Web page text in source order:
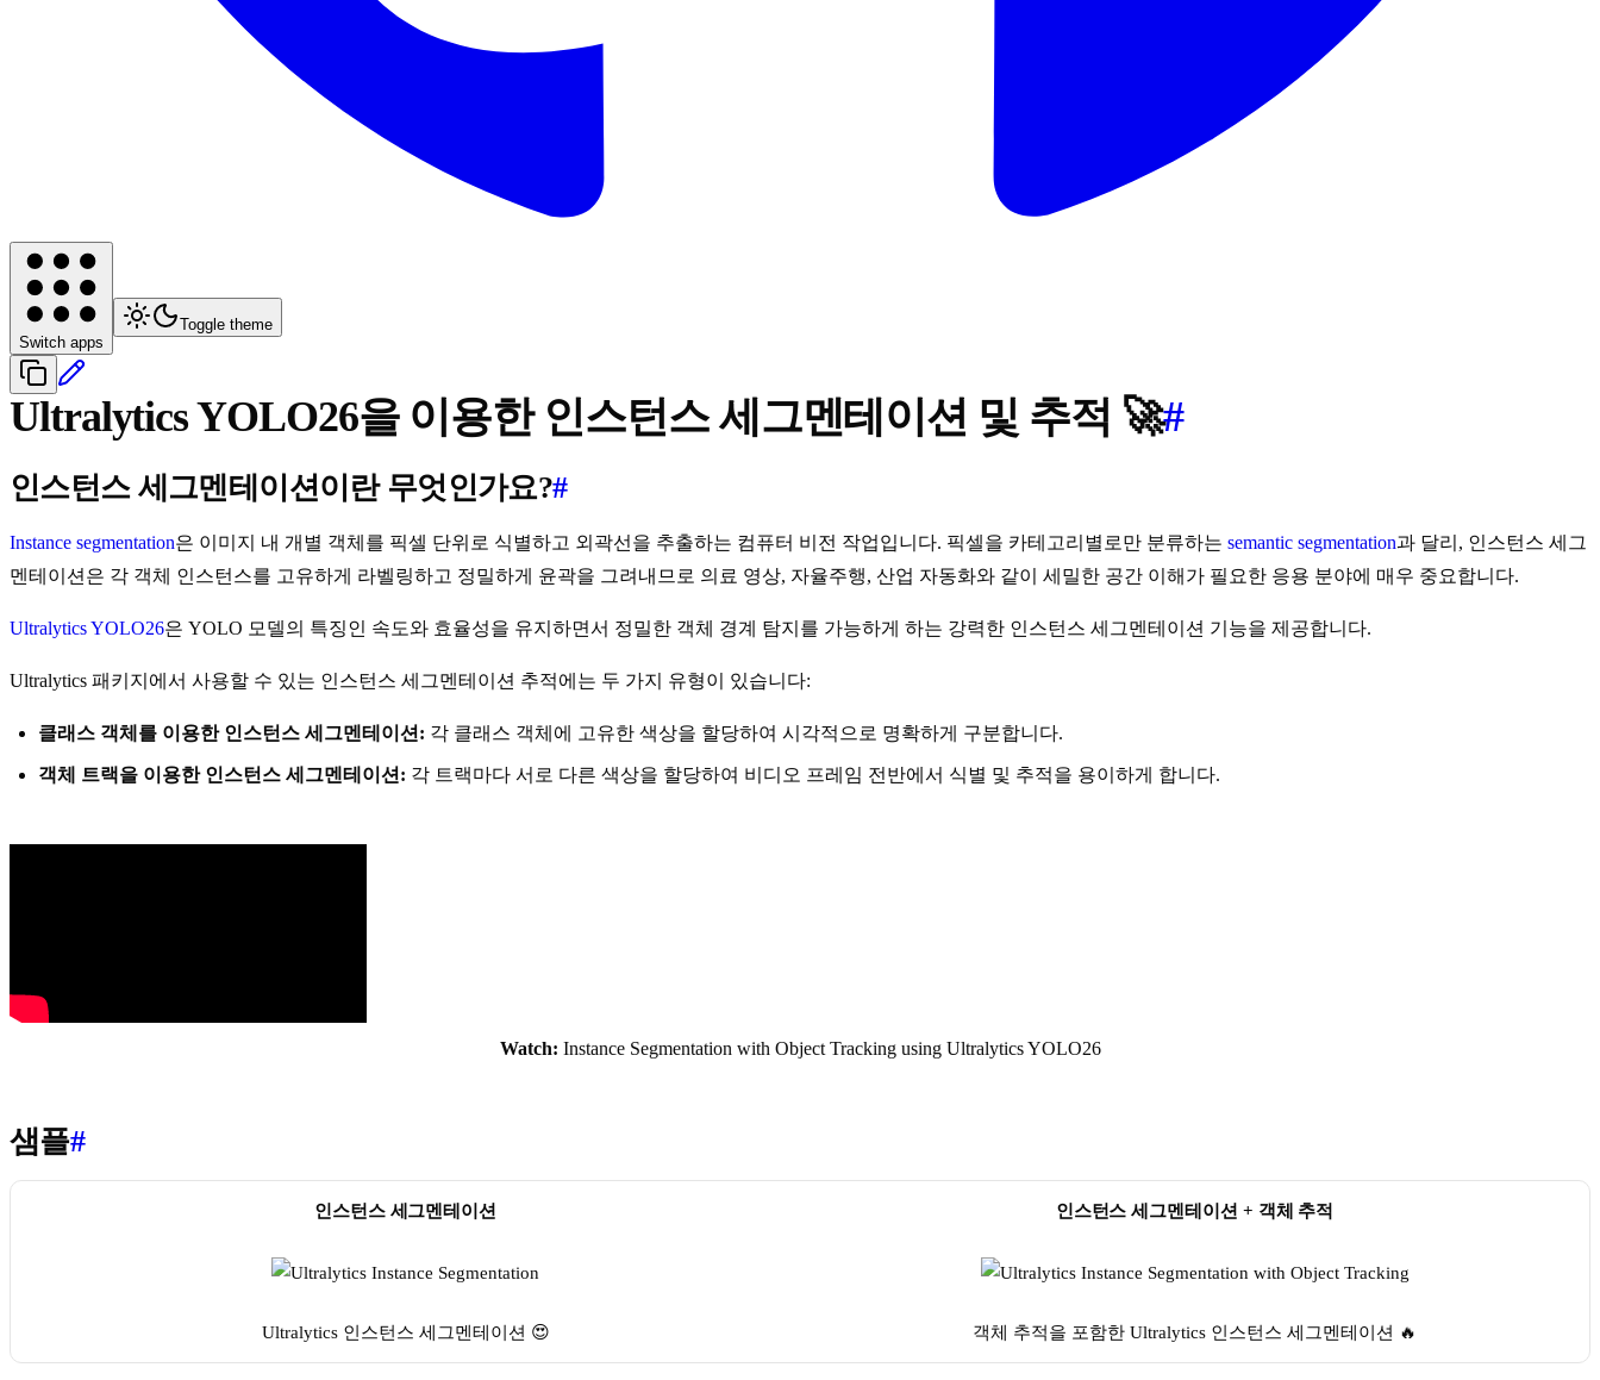
Switch apps
Toggle theme
Ultralytics YOLO26을 이용한 인스턴스 세그멘테이션 및 추적 🚀#
인스턴스 세그멘테이션이란 무엇인가요?#
Instance segmentation은 이미지 내 개별 객체를 픽셀 단위로 식별하고 외곽선을 추출하는 컴퓨터 비전 작업입니다. 픽셀을 카테고리별로만 분류하는 semantic segmentation과 달리, 인스턴스 세그
멘테이션은 각 객체 인스턴스를 고유하게 라벨링하고 정밀하게 윤곽을 그려내므로 의료 영상, 자율주행, 산업 자동화와 같이 세밀한 공간 이해가 필요한 응용 분야에 매우 중요합니다.
Ultralytics YOLO26은 YOLO 모델의 특징인 속도와 효율성을 유지하면서 정밀한 객체 경계 탐지를 가능하게 하는 강력한 인스턴스 세그멘테이션 기능을 제공합니다.
Ultralytics 패키지에서 사용할 수 있는 인스턴스 세그멘테이션 추적에는 두 가지 유형이 있습니다:
클래스 객체를 이용한 인스턴스 세그멘테이션: 각 클래스 객체에 고유한 색상을 할당하여 시각적으로 명확하게 구분합니다.
객체 트랙을 이용한 인스턴스 세그멘테이션: 각 트랙마다 서로 다른 색상을 할당하여 비디오 프레임 전반에서 식별 및 추적을 용이하게 합니다.
Watch: Instance Segmentation with Object Tracking using Ultralytics YOLO26
샘플#
인스턴스 세그멘테이션 인스턴스 세그멘테이션 + 객체 추적
Ultralytics 인스턴스 세그멘테이션 😍 객체 추적을 포함한 Ultralytics 인스턴스 세그멘테이션 🔥